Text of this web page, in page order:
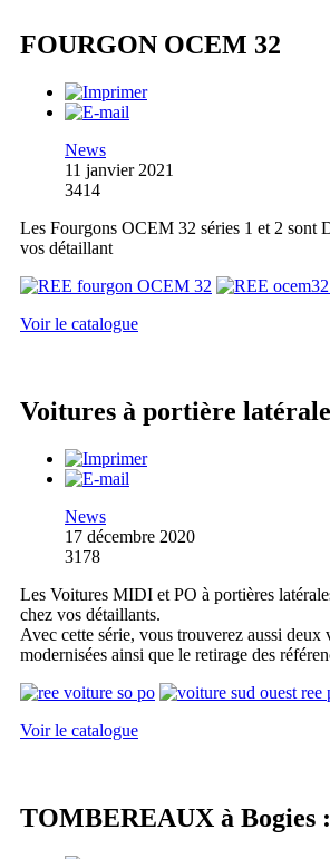
FOURGON OCEM 32
News
11 janvier 2021
3414
Les Fourgons OCEM 32 séries 1 et 2 sont
vos détaillant
Voir le catalogue
Voitures à portière
News
17 décembre 2020
3178
Les Voitures MIDI et PO à portières
chez vos détaillants.
Avec cette série, vous trouverez aussi deux
modernisées ainsi que le retirage des
Voir le catalogue
TOMBEREAUX à Bogies